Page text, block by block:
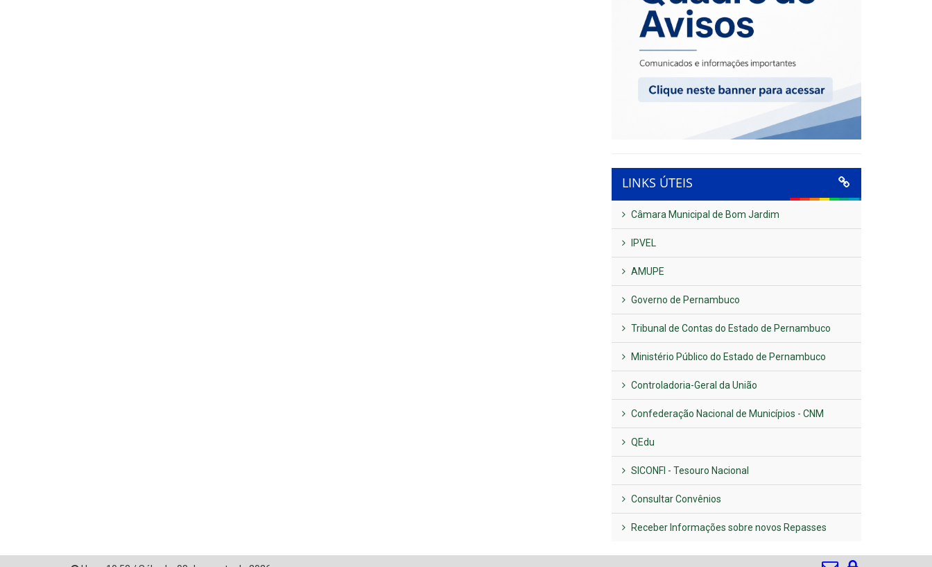
LINKS ÚTEIS
Câmara Municipal de Bom Jardim
IPVEL
AMUPE
Governo de Pernambuco
Tribunal de Contas do Estado de Pernambuco
Ministério Público do Estado de Pernambuco
Controladoria-Geral da União
Confederação Nacional de Municípios - CNM
QEdu
SICONFI - Tesouro Nacional
Consultar Convênios
Receber Informações sobre novos Repasses